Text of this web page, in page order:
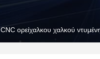
CNC ορείχαλκου χαλκού